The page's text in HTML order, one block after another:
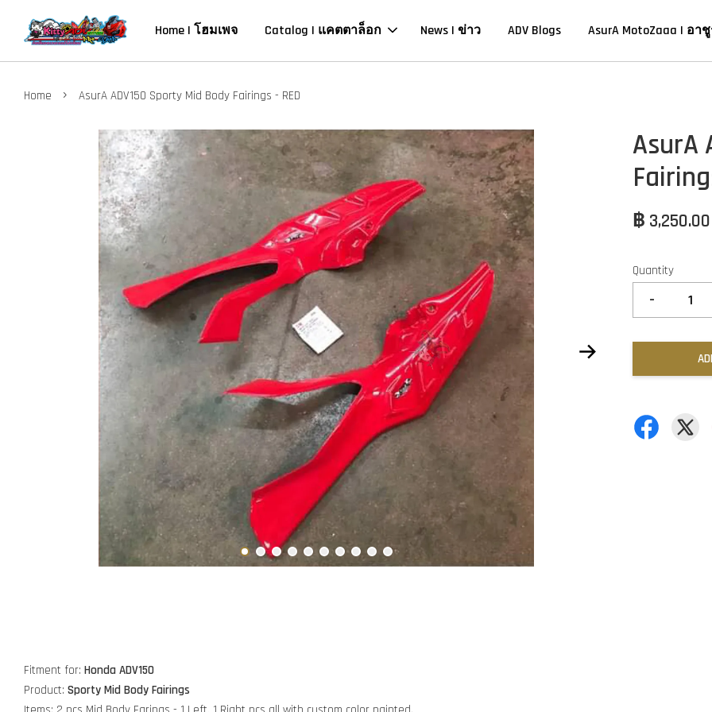
Home | โฮมเพจ Catalog | แคตตาล็อก News | ข่าว ADV Blogs AsurA MotoZaaa | อา
Home › AsurA ADV150 Sporty Mid Body Fairings - RED
AsurA
฿
Quantity
-
Fitment for: Honda ADV150
Product: Sporty Mid Body Fairings